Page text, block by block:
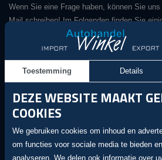
Wenn Sie eine Frage haben, können Sie
Mail schreiben! Im Folgenden finden Sie
gestellten Fragen.
Allgemein
Muss ich auch Mehrwertsteuer
Auto kaufe und es ins Ausland
Transportieren Sie auch Autos
Muss ich einen Termin
Toestemming Details
DEZE WEBSITE MAAKT
COOKIES
We gebruiken cookies om inhoud en
om functies voor sociale media te bieden
analyseren. We delen ook informatie over